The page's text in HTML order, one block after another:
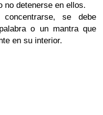
no detenerse en ellos.
se debe
o un mantra que
en su interior.